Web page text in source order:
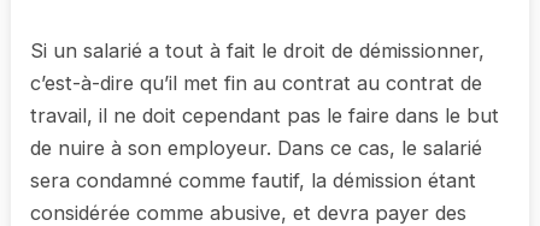
Si un salarié a tout à fait le droit de démissionner,
c’est-à-dire qu’il met fin au contrat au contrat de
travail, il ne doit cependant pas le faire dans le but
de nuire à son employeur. Dans ce cas, le salarié
sera condamné comme fautif, la démission étant
considérée comme abusive, et devra payer des